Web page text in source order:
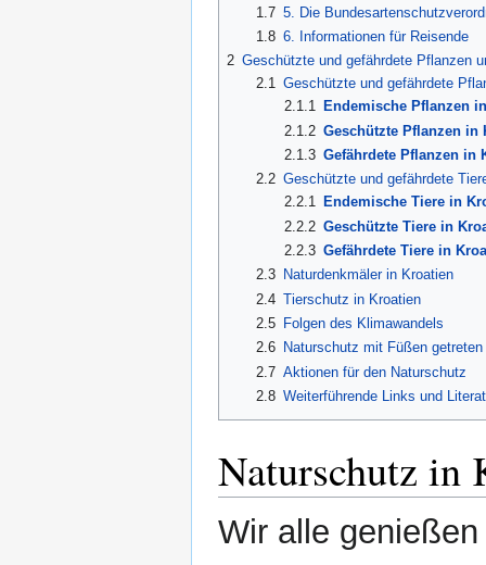
1.7 5. Die
1.8 6. Informationen für Reisende
2 Geschützte und gefährdete Pflanzen
2.1 Geschützte und gefährdete
2.1.1 Endemische Pflanzen
2.1.2 Geschützte Pflanzen in
2.1.3 Gefährdete Pflanzen in
2.2 Geschützte und gefährdete
2.2.1 Endemische Tiere in
2.2.2 Geschützte Tiere in
2.2.3 Gefährdete Tiere in
2.3
Naturdenkmäler in Kroatien
2.4 Tierschutz in Kroatien
2.5
Folgen des Klimawandels
2.6
Naturschutz mit Füßen getreten
2.7 Aktionen für den Naturschutz
2.8 Weiterführende Links und
Naturschutz in
Wir alle